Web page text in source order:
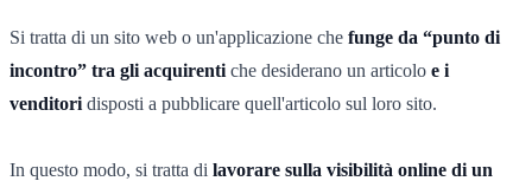
Si tratta di un sito web o un'applicazione che funge da “punto di
incontro” tra gli acquirenti che desiderano un articolo e i
venditori disposti a pubblicare quell'articolo sul loro sito.
In questo modo, si tratta di lavorare sulla visibilità online di un